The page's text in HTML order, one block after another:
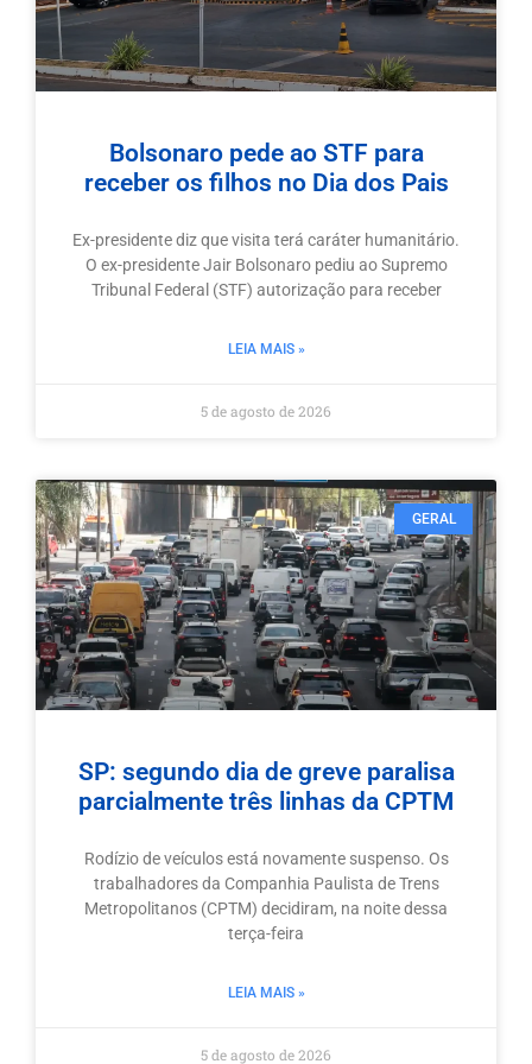
Bolsonaro pede ao STF para
receber os filhos no Dia dos Pais
Ex-presidente diz que visita terá caráter humanitário.
O ex-presidente Jair Bolsonaro pediu ao Supremo
Tribunal Federal (STF) autorização para receber
LEIA MAIS »
5 de agosto de 2026
GERAL
SP: segundo dia de greve paralisa
parcialmente três linhas da CPTM
Rodízio de veículos está novamente suspenso. Os
trabalhadores da Companhia Paulista de Trens
Metropolitanos (CPTM) decidiram, na noite dessa
terça-feira
LEIA MAIS »
5 de agosto de 2026